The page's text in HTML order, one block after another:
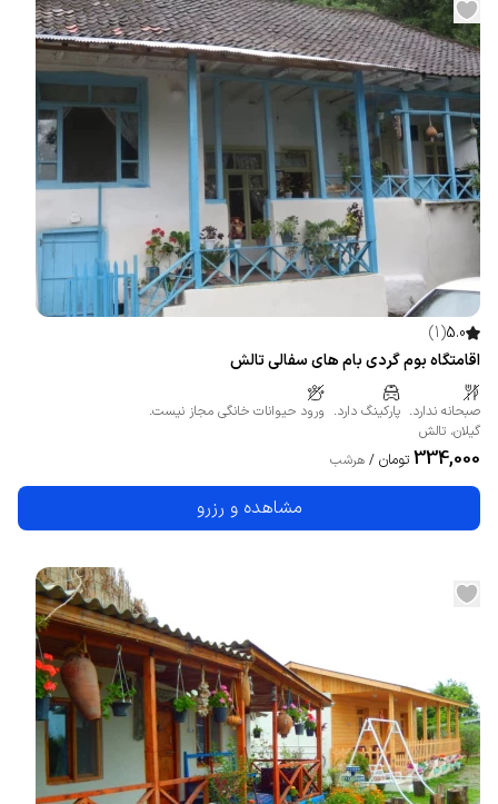
5.0
(
1
)
اقامتگاه بوم گردی بام های سفالی تالش
صبحانه ندارد. پارکینگ دارد. ورود حیوانات خانگی مجاز نیست.
گیلان، تالش
334,000 تومان / هرشب
مشاهده و رزرو